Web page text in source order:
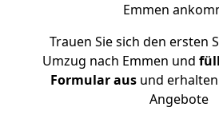
Emmen
Trauen Sie sich den ersten
Umzug nach Emmen und
Formular ausund erhalten
Angebote